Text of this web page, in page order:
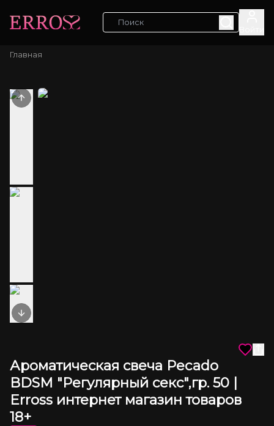
Главная
Previous slide
Next slide
Ароматическая свеча Pecado
BDSM "Регулярный секс",гр. 50 |
Erross интернет магазин товаров
18+